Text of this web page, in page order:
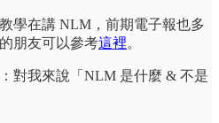
學在講 NLM，前期電子報也多
朋友可以參考這裡。
對我來說「NLM 是什麼 & 不是